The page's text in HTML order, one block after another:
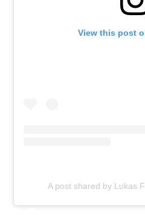
View this post
A post shared by Lukas